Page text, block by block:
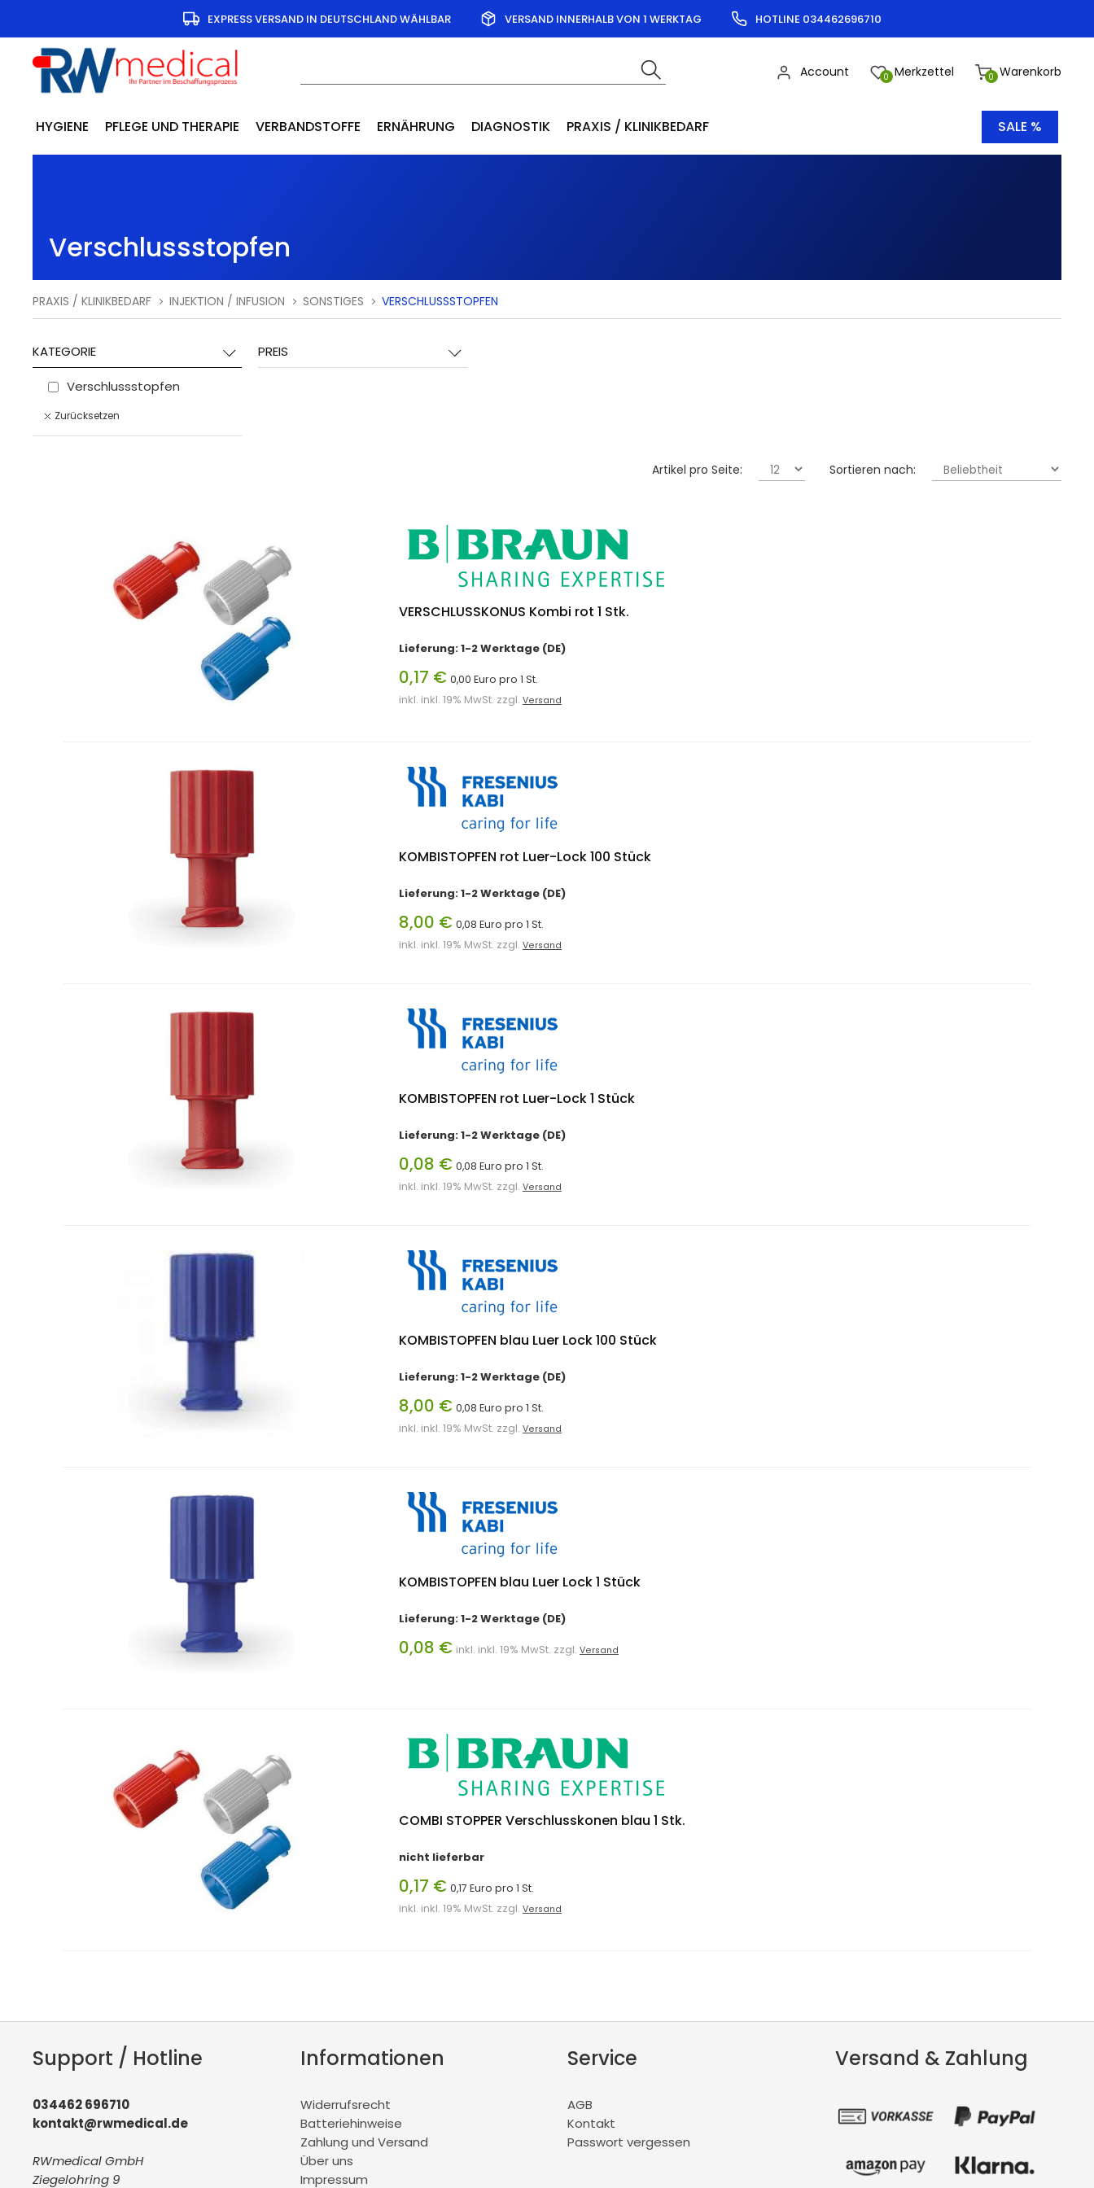
EXPRESS VERSAND IN DEUTSCHLAND WÄHLBAR VERSAND INNERHALB VON 1 WERKTAG HOTLINE 034462696710
0 Warenkorb
0 Merkzettel
Account
HYGIENE PFLEGE UND THERAPIE VERBANDSTOFFE ERNÄHRUNG DIAGNOSTIK PRAXIS / KLINIKBEDARF SALE %
Verschlussstopfen
PRAXIS / KLINIKBEDARF INJEKTION / INFUSION SONSTIGES VERSCHLUSSSTOPFEN
KATEGORIE
Verschlussstopfen
Zurücksetzen
PREIS
Sortieren nach:
Artikel pro Seite:
VERSCHLUSSKONUS Kombi rot 1 Stk.
Lieferung: 1-2 Werktage (DE)
0,17 € 0,00 Euro pro 1 St.
inkl. inkl. 19% MwSt. zzgl. Versand
KOMBISTOPFEN rot Luer-Lock 100 Stück
Lieferung: 1-2 Werktage (DE)
8,00 € 0,08 Euro pro 1 St.
inkl. inkl. 19% MwSt. zzgl. Versand
KOMBISTOPFEN rot Luer-Lock 1 Stück
Lieferung: 1-2 Werktage (DE)
0,08 € 0,08 Euro pro 1 St.
inkl. inkl. 19% MwSt. zzgl. Versand
KOMBISTOPFEN blau Luer Lock 100 Stück
Lieferung: 1-2 Werktage (DE)
8,00 € 0,08 Euro pro 1 St.
inkl. inkl. 19% MwSt. zzgl. Versand
KOMBISTOPFEN blau Luer Lock 1 Stück
Lieferung: 1-2 Werktage (DE)
0,08 € inkl. inkl. 19% MwSt. zzgl. Versand
COMBI STOPPER Verschlusskonen blau 1 Stk.
nicht lieferbar
0,17 € 0,17 Euro pro 1 St.
inkl. inkl. 19% MwSt. zzgl. Versand
Support / Hotline
034462 696710
kontakt@rwmedical.de
RWmedical GmbH
Ziegelohring 9
Informationen
Widerrufsrecht
Batteriehinweise
Zahlung und Versand
Über uns
Impressum
Service
AGB
Kontakt
Passwort vergessen
Versand & Zahlung